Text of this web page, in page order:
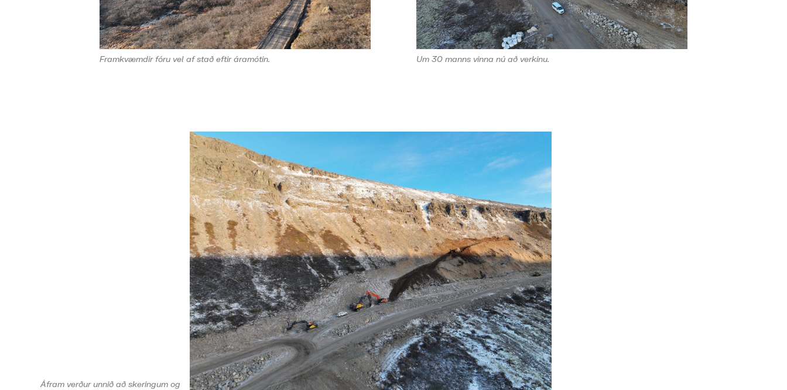
Framkvæmdir fóru vel af stað eftir áramótin. Um 30 manns vinna nú að verkinu.
Áfram verður unnið að skeringum og